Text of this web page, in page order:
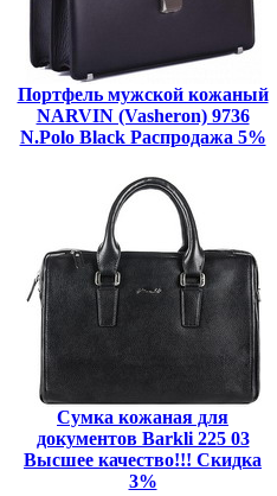
Портфель мужской кожаный
NARVIN (Vasheron) 9736
N.Polo Black Распродажа 5%
Сумка кожаная для
документов Barkli 225 03
Высшее качество!!! Скидка
3%